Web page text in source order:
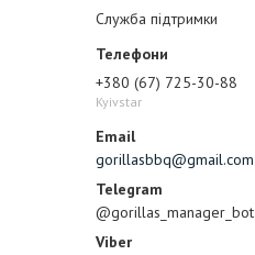
Служба підтримки
+380 (67) 725-30-88
Kyivstar
gorillasbbq@gmail.com
@gorillas_manager_bot